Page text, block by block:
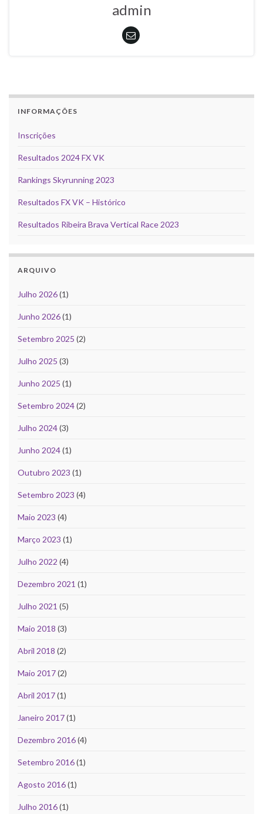
admin
INFORMAÇÕES
Inscrições
Resultados 2024 FX VK
Rankings Skyrunning 2023
Resultados FX VK – Histórico
Resultados Ribeira Brava Vertical Race 2023
ARQUIVO
Julho 2026(1)
Junho 2026(1)
Setembro 2025 (2)
Julho 2025 (3)
Junho 2025 (1)
Setembro 2024(2)
Julho 2024(3)
Junho 2024(1)
Outubro 2023 (1)
Setembro 2023 (4)
Maio 2023 (4)
Março 2023 (1)
Julho 2022 (4)
Dezembro 2021 (1)
Julho 2021 (5)
Maio 2018 (3)
Abril 2018 (2)
Maio 2017(2)
Abril 2017(1)
Janeiro 2017(1)
Dezembro 2016(4)
Setembro 2016(1)
Agosto 2016(1)
Julho 2016(1)